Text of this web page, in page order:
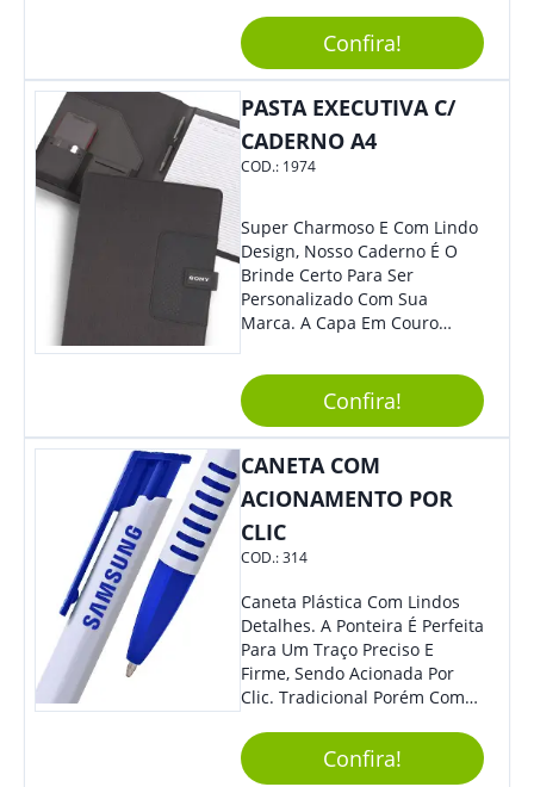
Anotações Com Post-It E
Caneta. Elaborado A Partir De
Material Reciclado, O Brinde
Também É Prático, Tornando-
Se Assim Excelente Para Uso
Cotidiano. Perfeito, Não É?!
Confira!
PASTA EXECUTIVA C/
CADERNO A4
COD.: 1974
Super Charmoso E Com Lindo
Design, Nosso Caderno É O
Brinde Certo Para Ser
Personalizado Com Sua
Marca. A Capa Em Couro
Elástico Permite Maior
Segurança Ao Carregá-Lo.
Ofereça A Seus Clientes E
Colaboradores, Sem Dúvidas
Eles Irão Adorar.
Confira!
CANETA COM
ACIONAMENTO POR
CLIC
COD.:314
Caneta Plástica Com Lindos
Detalhes. A Ponteira É Perfeita
Para Um Traço Preciso E
Firme, Sendo Acionada Por
Clic. Tradicional Porém Com
Toda Diferença.
Confira!